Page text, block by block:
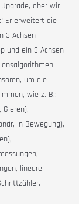
aber wir
Er erweitert die
3-Achsen-
und ein 3-Achsen-
um die
wie z. B.:
in Bewegung),
lineare